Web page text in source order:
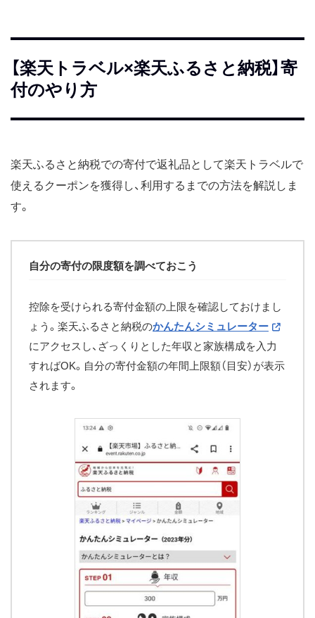
【楽天トラベル×楽天ふるさと納税】寄
付のやり方
楽天ふるさと納税での寄付で返礼品として楽天トラベルで
使えるクーポンを獲得し、利用するまでの方法を解説しま
す。
自分の寄付の限度額を調べておこう
控除を受けられる寄付金額の上限を確認しておけまし
ょう。楽天ふるさと納税のかんたんシミュレーター
にアクセスし、ざっくりとした年収と家族構成を入力
すればOK。自分の寄付金額の年間上限額（目安）が表示
されます。